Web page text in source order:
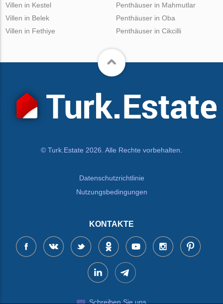
Villen in Kestel
Villen in Belek
Villen in Fethiye
Penthäuser in Mahmutlar
Penthäuser in Oba
Penthäuser in Cikcilli
© Turk.Estate 2026. Alle Rechte vorbehalten.
Datenschutzrichtlinie
Nutzungsbedingungen
KONTAKTE
Schreiben Sie uns